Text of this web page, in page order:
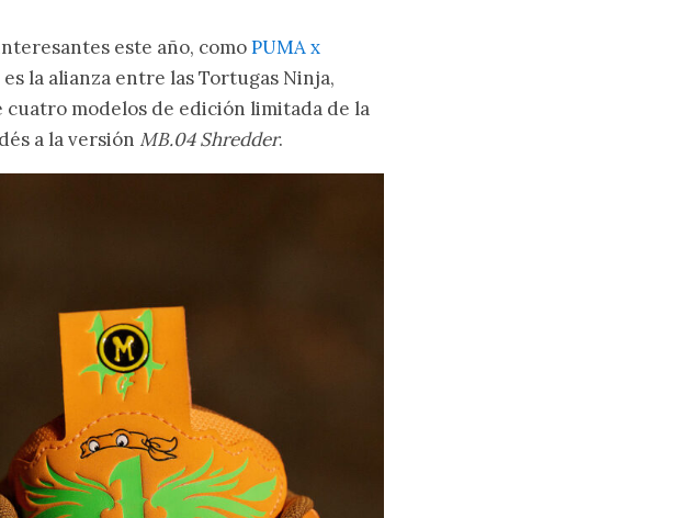
este año, comoPUMA x
la alianza entre las Tortugas Ninja,
cuatro modelos de edición limitada de la
a la versión MB.04 Shredder.